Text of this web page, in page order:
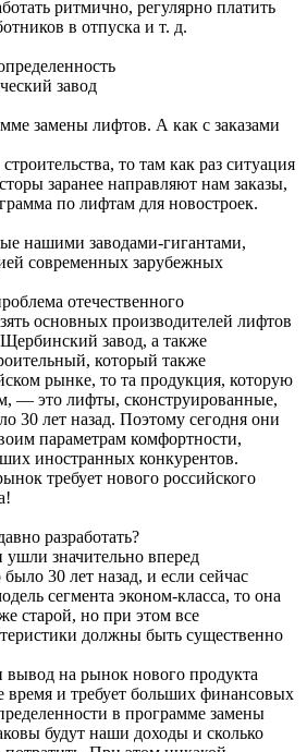
ритмично, регулярно платить
в отпуска и т. д.
завод
замены лифтов. А как с заказами
то там как раз ситуация
заранее направляют нам заказы,
по лифтам для новостроек.
нашими заводами-гигантами,
современных зарубежных
отечественного
основных производителей лифтов
завод, а также
который также
рынке, то та продукция, которую
— это лифты, сконструированные,
30 лет назад. Поэтому сегодня они
параметрам комфортности,
иностранных конкурентов.
требует нового российского
разработать?
значительно вперед
30 лет назад, и если сейчас
сегмента эконом-класса, то она
старой, но при этом все
должны быть существенно
вывод на рынок нового продукта
время и требует больших финансовых
в программе замены
будут наши доходы и сколько